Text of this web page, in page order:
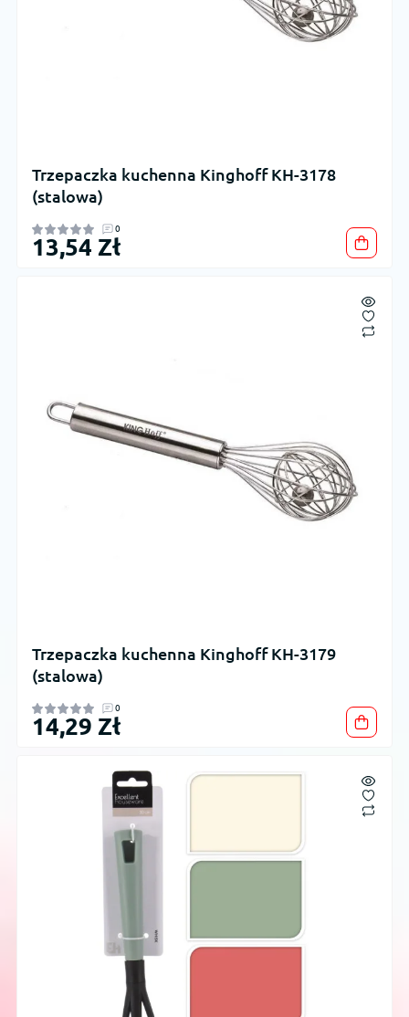
Trzepaczka kuchenna Kinghoff KH-3178
(stalowa)
0
13,54 Zł
Trzepaczka kuchenna Kinghoff KH-3179
(stalowa)
0
14,29 Zł